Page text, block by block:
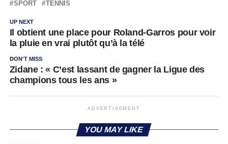
SPORT
TENNIS
UP NEXT
Il obtient une place pour Roland-Garros pour voir
la pluie en vrai plutôt qu’à la télé
DON'T MISS
Zidane : « C’est lassant de gagner la Ligue des
champions tous les ans »
ADVERTISEMENT
YOU MAY LIKE